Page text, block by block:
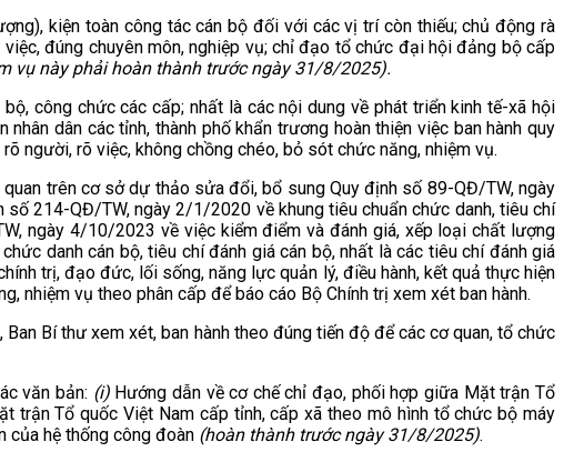
kiện toàn công tác cán bộ đối với các vị trí còn thiếu; chủ động rà
đúng chuyên môn, nghiệp vụ; chỉ đạo tổ chức đại hội đảng bộ cấp
vụ này phải hoàn thành trước ngày 31/8/2025).
công chức các cấp; nhất là các nội dung về phát triển kinh tế-xã hội
dân các tỉnh, thành phố khẩn trương hoàn thiện việc ban hành quy
người, rõ việc, không chồng chéo, bỏ sót chức năng, nhiệm vụ.
trên cơ sở dự thảo sửa đổi, bổ sung Quy định số 89-QĐ/TW, ngày
214-QĐ/TW, ngày 2/1/2020 về khung tiêu chuẩn chức danh, tiêu chí
ngày 4/10/2023 về việc kiểm điểm và đánh giá, xếp loại chất lượng
danh cán bộ, tiêu chí đánh giá cán bộ, nhất là các tiêu chí đánh giá
trị, đạo đức, lối sống, năng lực quản lý, điều hành, kết quả thực hiện
nhiệm vụ theo phân cấp để báo cáo Bộ Chính trị xem xét ban hành.
Bí thư xem xét, ban hành theo đúng tiến độ để các cơ quan, tổ chức
văn bản: (i) Hướng dẫn về cơ chế chỉ đạo, phối hợp giữa Mặt trận Tổ
trận Tổ quốc Việt Nam cấp tỉnh, cấp xã theo mô hình tổ chức bộ máy
của hệ thống công đoàn (hoàn thành trước ngày 31/8/2025).